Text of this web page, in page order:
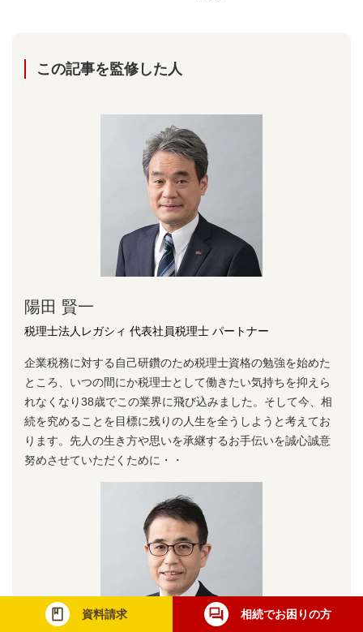
この記事を監修した⼈
陽⽥ 賢⼀
税理士法人レガシィ 代表社員税理士 パートナー
企業税務に対する⾃⼰研鑽のため税理⼠資格の勉強を始めた
ところ、いつの間にか税理⼠として働きたい気持ちを抑えら
れなくなり38歳でこの業界に⾶び込みました。そして今、相
続を究めることを⽬標に残りの⼈⽣を全うしようと考えてお
ります。先⼈の⽣き⽅や思いを承継するお⼿伝いを誠⼼誠意
努めさせていただくために・・
資料請求 相続でお困りの方